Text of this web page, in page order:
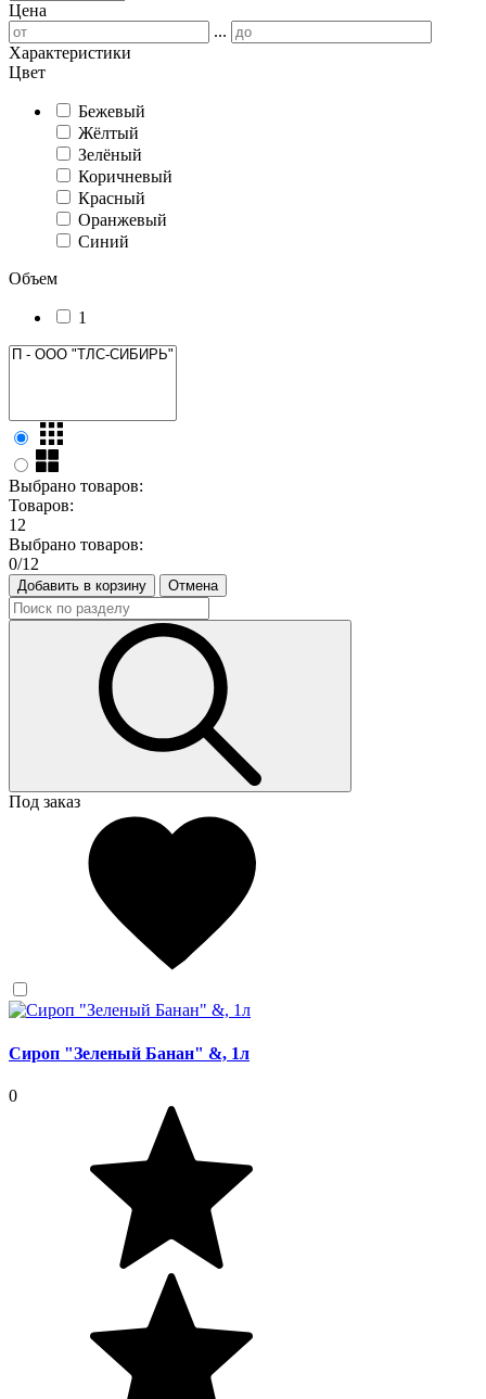
Цена
...
Характеристики
Цвет
Бежевый
Жёлтый
Зелёный
Коричневый
Красный
Оранжевый
Синий
Объем
1
Выбрано товаров:
Товаров:
12
Выбрано товаров:
0/12
Добавить в корзину Отмена
Под заказ
Сироп "Зеленый Банан" &, 1л
0